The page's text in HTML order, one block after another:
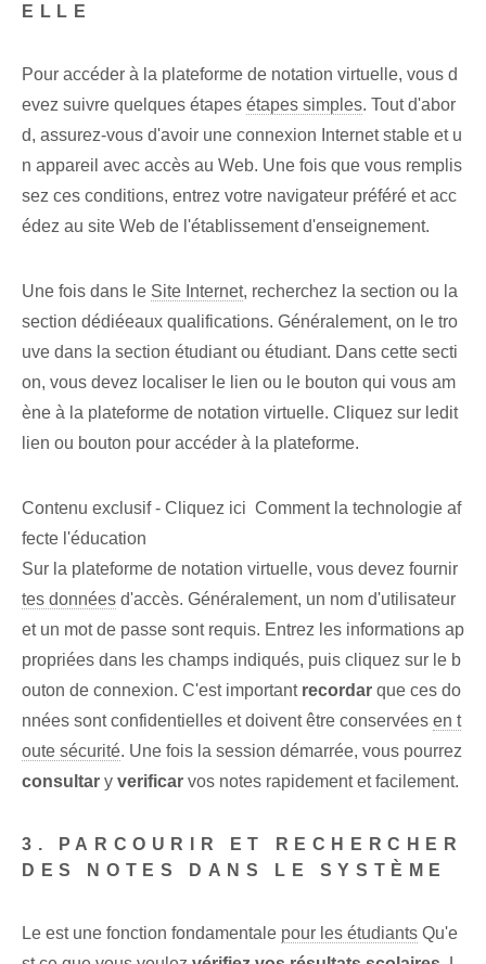
ELLE
Pour accéder à la ⁤plateforme de notation virtuelle, vous d
evez suivre quelques étapes étapes simples.⁢ Tout d'abor
d, ⁤assurez-vous d'avoir une connexion Internet stable et u
n appareil avec accès au Web. ⁤Une fois que vous remplis
sez ces conditions, entrez votre navigateur préféré et acc
édez au site Web de l'établissement d'enseignement.
Une fois dans le Site Internet,⁢ recherchez la‍ section ou la
section⁢ dédiée⁢aux qualifications. Généralement, on le tro
uve dans la section étudiant ou étudiant. Dans cette secti
on, vous devez localiser le lien ou le bouton qui vous am
ène à la plateforme de notation virtuelle. Cliquez sur ledit
lien ou bouton pour accéder à la plateforme.
Contenu exclusif - Cliquez ici Comment la technologie af
fecte l'éducation
Sur la plateforme de notation virtuelle, vous devez fournir
tes données d'accès. Généralement, un nom d'utilisateur
et un mot de passe sont requis. Entrez les informations ap
propriées dans les champs indiqués, puis cliquez sur le b
outon de connexion. C'est important⁣ recordar ‍que ces ‌do
nnées sont confidentielles et‌ doivent être conservées en t
oute sécurité.⁢ Une fois la session démarrée, vous pourrez
consultar y verificar ‌vos notes rapidement et facilement.
3. PARCOURIR ET RECHERCHER
DES NOTES DANS LE SYSTÈME
Le‍ est une fonction fondamentale pour les étudiants Qu'e